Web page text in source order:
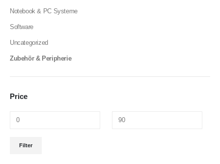
Notebook & PC Systeme
Software
Uncategorized
Zubehör & Peripherie
Price
Filter